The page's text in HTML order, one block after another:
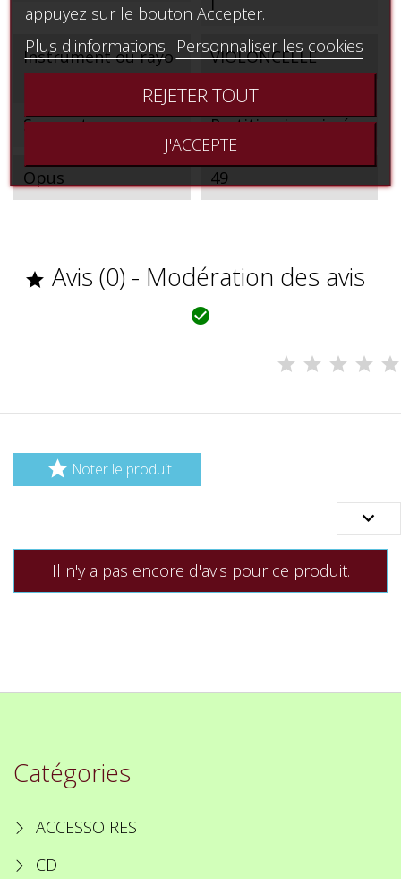
Instrument ou rayo
VIOLONCELLE
Support Partition imprimée
Opus 49
 Avis (0) - Modération des avis

 Noter le produit

Il n'y a pas encore d'avis pour ce produit.
Catégories
ACCESSOIRES
CD
appuyez sur le bouton Accepter.
Plus d'informations
Personnaliser les cookies
REJETER TOUT
J'ACCEPTE